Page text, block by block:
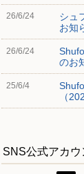
26/6/24
シュ
お知
26/6/24
のお
25/6/4
（
SNS公式アカウ